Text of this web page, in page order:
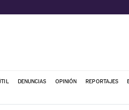
DENUNCIAS OPINIÓN REPORTAJES